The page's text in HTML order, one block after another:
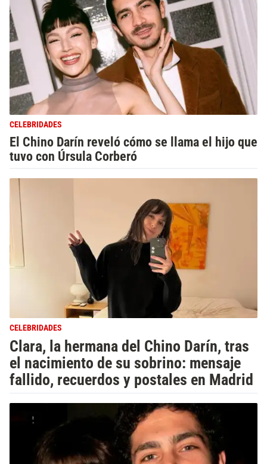
CELEBRIDADES
El Chino Darín reveló cómo se llama el hijo que
tuvo con Úrsula Corberó
CELEBRIDADES
Clara, la hermana del Chino Darín, tras
el nacimiento de su sobrino: mensaje
fallido, recuerdos y postales en Madrid